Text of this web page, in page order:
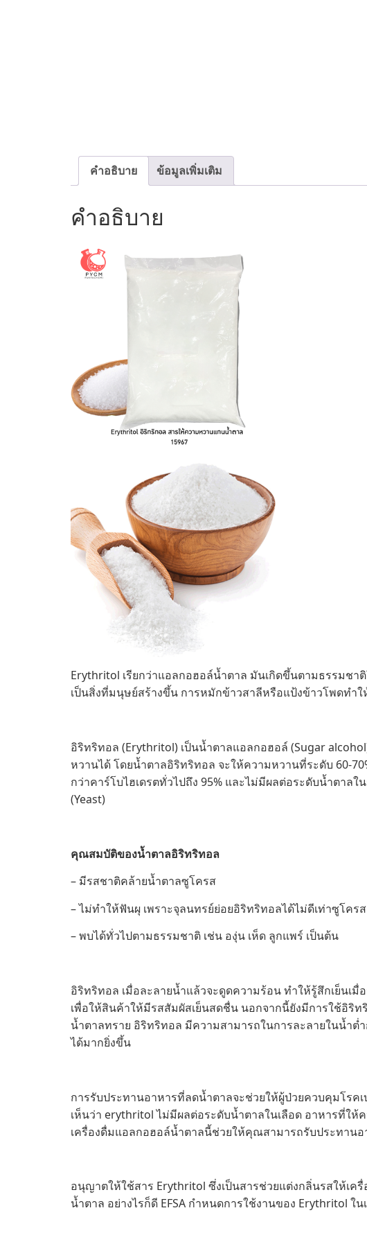
คำอธิบาย ข้อมูลเพิ่มเติม
คำอธิบาย
Erythritol เรียกว่าแอลกอฮอล์น้ำตาล มันเกิดขึ้นตามธรรมช
เป็นสิ่งที่มนุษย์สร้างขึ้น การหมักข้าวสาลีหรือแป้งข้าวโพดทำ
อิริทริทอล (Erythritol) เป็นน้ำตาลแอลกอฮอล์ (Sugar
หวานได้ โดยน้ำตาลอิริทริทอล จะให้ความหวานที่ระดับ 60-
กว่าคาร์โบไฮเดรตทั่วไปถึง 95% และไม่มีผลต่อระดับน้ำตาล
(Yeast)
คุณสมบัติของน้ำตาลอิริทริทอล
– มีรสชาติคล้ายน้ำตาลซูโครส
– ไม่ทำให้ฟันผุ เพราะจุลนทรย์ย่อยอิริทริทอลได้ไม่ดีเท่าซูโค
– พบได้ทั่วไปตามธรรมชาติ เช่น องุ่น เห็ด ลูกแพร์ เป็นต้น
อิริทริทอล เมื่อละลายน้ำแล้วจะดูดความร้อน ทำให้รู้สึกเย็นเ
เพื่อให้สินค้าให้มีรสสัมผัสเย็นสดชื่น นอกจากนี้ยังมีการใช้อิริ
น้ำตาลทราย อิริทริทอล มีความสามารถในการละลายในน้ำต่
ได้มากยิ่งขึ้น
การรับประทานอาหารที่ลดน้ำตาลจะช่วยให้ผู้ป่วยควบคุมโรค
เห็นว่า erythritol ไม่มีผลต่อระดับน้ำตาลในเลือด อาหารที่
เครื่องดื่มแอลกอฮอล์น้ำตาลนี้ช่วยให้คุณสามารถรับประทาน
อนุญาตให้ใช้สาร Erythritol ซึ่งเป็นสารช่วยแต่งกลิ่นรสให้เค
น้ำตาล อย่างไรก็ดี EFSA กำหนดการใช้งานของ Erythritol ใ